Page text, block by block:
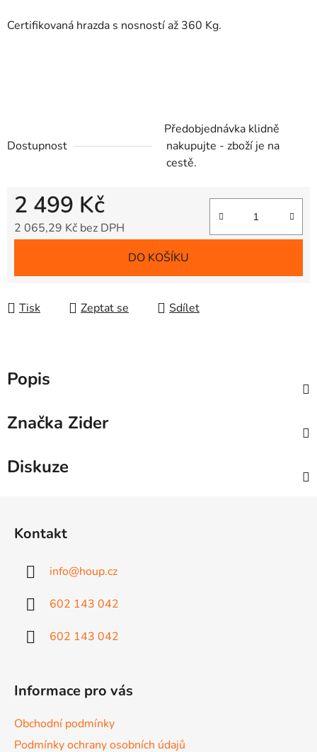
Certifikovaná hrazda s nosností až 360 Kg.
Dostupnost
Předobjednávka klidně
nakupujte - zboží je na
cestě.
2 499 Kč
2 065,29 Kč bez DPH
DO KOŠÍKU
Tisk Zeptat se Sdílet
Popis
Značka Zider
Diskuze
Kontakt
info@houp.cz
602 143 042
602 143 042
Informace pro vás
Obchodní podmínky
Podmínky ochrany osobních údajů